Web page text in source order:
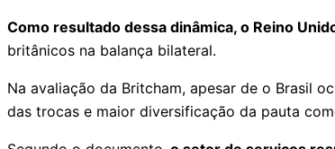
Como resultado dessa dinâmica, o Reino
britânicos na balança bilateral.
Na avaliação da Britcham, apesar de o Brasil
das trocas e maior diversificação da pauta